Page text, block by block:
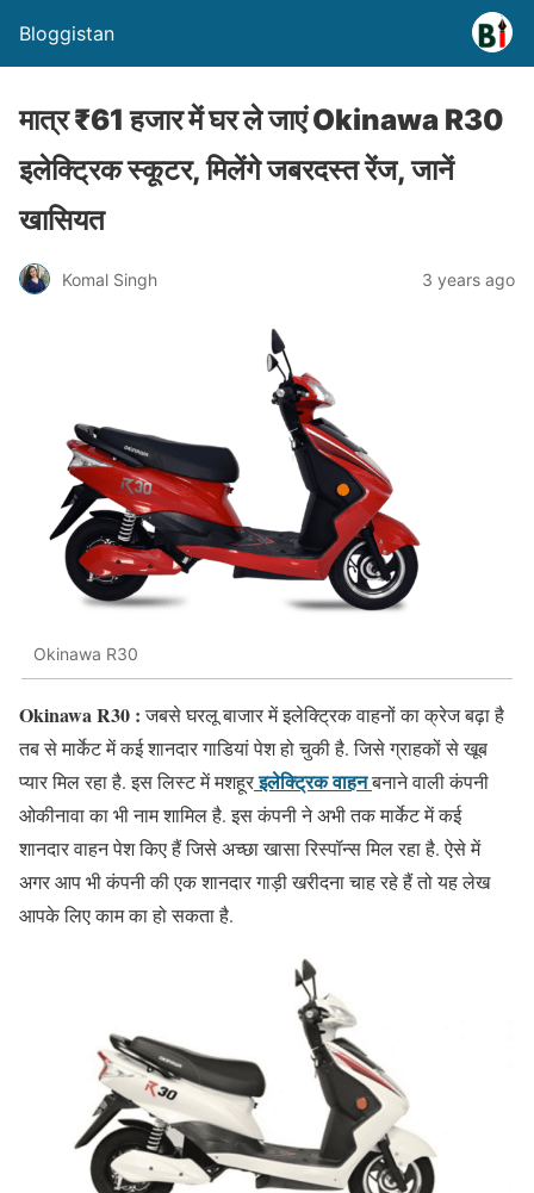
Bloggistan
मात्र ₹61 हजार में घर ले जाएं Okinawa R30
इलेक्ट्रिक स्कूटर, मिलेंगे जबरदस्त रेंज, जानें
खासियत
Komal Singh 3 years ago
Okinawa R30
Okinawa R30 :जबसे घरलू बाजार में इलेक्ट्रिक वाहनों का क्रेज बढ़ा है
तब से मार्केट में कई शानदार गाडियां पेश हो चुकी है. जिसे ग्राहकों से खूब
प्यार मिल रहा है. इस लिस्ट में मशहूरइलेक्ट्रिक वाहनबनाने वाली कंपनी
ओकीनावा का भी नाम शामिल है. इस कंपनी ने अभी तक मार्केट में कई
शानदार वाहन पेश किए हैं जिसे अच्छा खासा रिस्पॉन्स मिल रहा है. ऐसे में
अगर आप भी कंपनी की एक शानदार गाड़ी खरीदना चाह रहे हैं तो यह लेख
आपके लिए काम का हो सकता है.